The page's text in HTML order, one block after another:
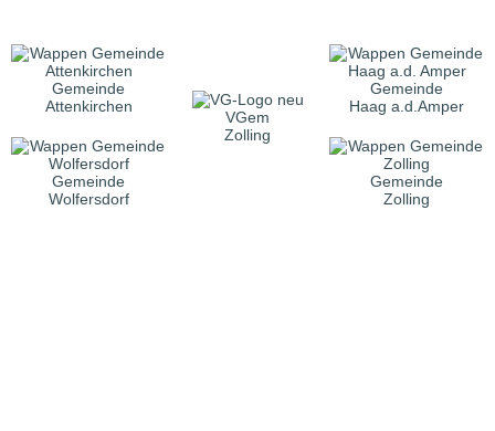
Gemeinde
Attenkirchen
VGem
Zolling
Gemeinde
Haag a.d.Amper
Gemeinde
Wolfersdorf
Gemeinde
Zolling